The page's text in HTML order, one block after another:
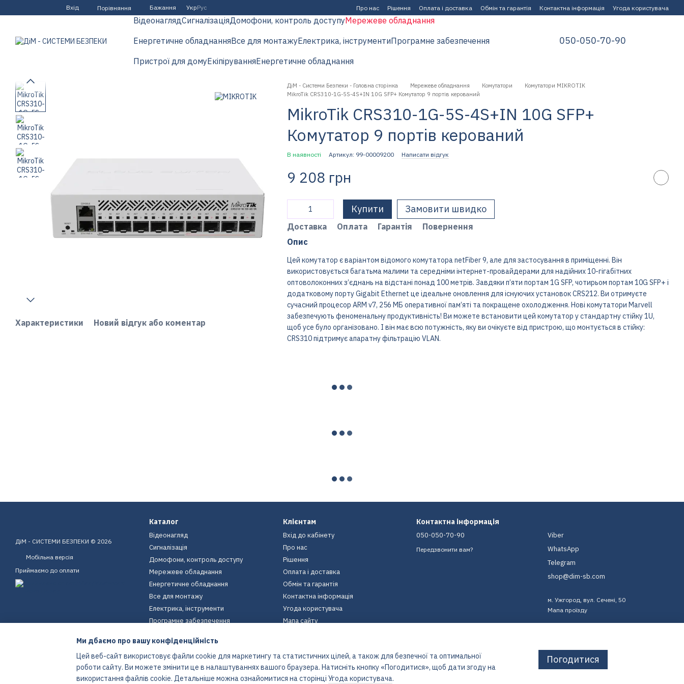
Перейти до основного контенту
Вхід Порівняння Бажання УкрРус Про нас Рішення Оплата і доставка Обмін та гарантія Контактна інформація Угода користувача
ВідеонаглядСигналізаціяДомофони, контроль доступуМережеве обладнання
Енергетичне обладнанняВсе для монтажуЕлектрика, інструментиПрограмне забезпечення
Пристрої для домуЕкіпіруванняЕнергетичне обладнання
050-050-70-90
Характеристики Новий відгук або коментар
ДіМ - Системи Безпеки - Головна сторінка Мережеве обладнання Комутатори
Комутатори MIKROTIK
MikroTik CRS310-1G-5S-4S+IN 10G SFP+ Комутатор 9 портів керований
MikroTik CRS310-1G-5S-4S+IN 10G SFP+
Комутатор 9 портів керований
В наявності Артикул: 99-00009200 Написати відгук
9 208 грн
Купити Замовити швидко
Доставка Оплата Гарантія
Повернення
Опис
Цей комутатор є варіантом відомого комутатора netFiber 9, але для застосування в приміщенні. Він
використовується багатьма малими та середніми інтернет-провайдерами для надійних 10-гігабітних
оптоволоконних з’єднань на відстані понад 100 метрів. Завдяки п’яти портам 1G SFP, чотирьом портам 10G SFP+ і
додатковому порту Gigabit Ethernet це ідеальне оновлення для існуючих установок CRS212. Ви отримуєте
сучасний процесор ARM v7, 256 МБ оперативної пам’яті та покращене охолодження. Нові комутатори Marvell
забезпечують феноменальну продуктивність! Ви можете встановити цей комутатор у стандартну стійку 1U,
щоб усе було організовано. І він має всю потужність, яку ви очікуєте від пристрою, що монтується в стійку:
CRS310 підтримує апаратну фільтрацію VLAN.
ДіМ - СИСТЕМИ БЕЗПЕКИ © 2026
Мобільна версія
Приймаємо до оплати
Інтернет-магазин створений з Хорошоп
Каталог
Відеонагляд
Сигналізація
Домофони, контроль доступу
Мережеве обладнання
Енергетичне обладнання
Все для монтажу
Електрика, інструменти
Програмне забезпечення
Екіпірування
Енергетичне обладнання
Клієнтам
Вхід до кабінету
Про нас
Рішення
Оплата і доставка
Обмін та гарантія
Контактна інформація
Угода користувача
Мапа сайту
Контактна інформація
050-050-70-90
Передзвонити вам?
Viber
WhatsApp
Telegram
shop@dim-sb.com
м. Ужгород, вул. Сечені, 50
Мапа проїзду
Ми дбаємо про вашу конфіденційність
Цей веб-сайт використовує файли cookie для маркетингу та статистичних цілей, а також для безпечної та оптимальної
роботи сайту. Ви можете змінити це в налаштуваннях вашого браузера. Натисніть кнопку «Погодитися», щоб дати згоду на
використання файлів cookie. Детальніше можна ознайомитися на сторінці Угода користувача.
Погодитися